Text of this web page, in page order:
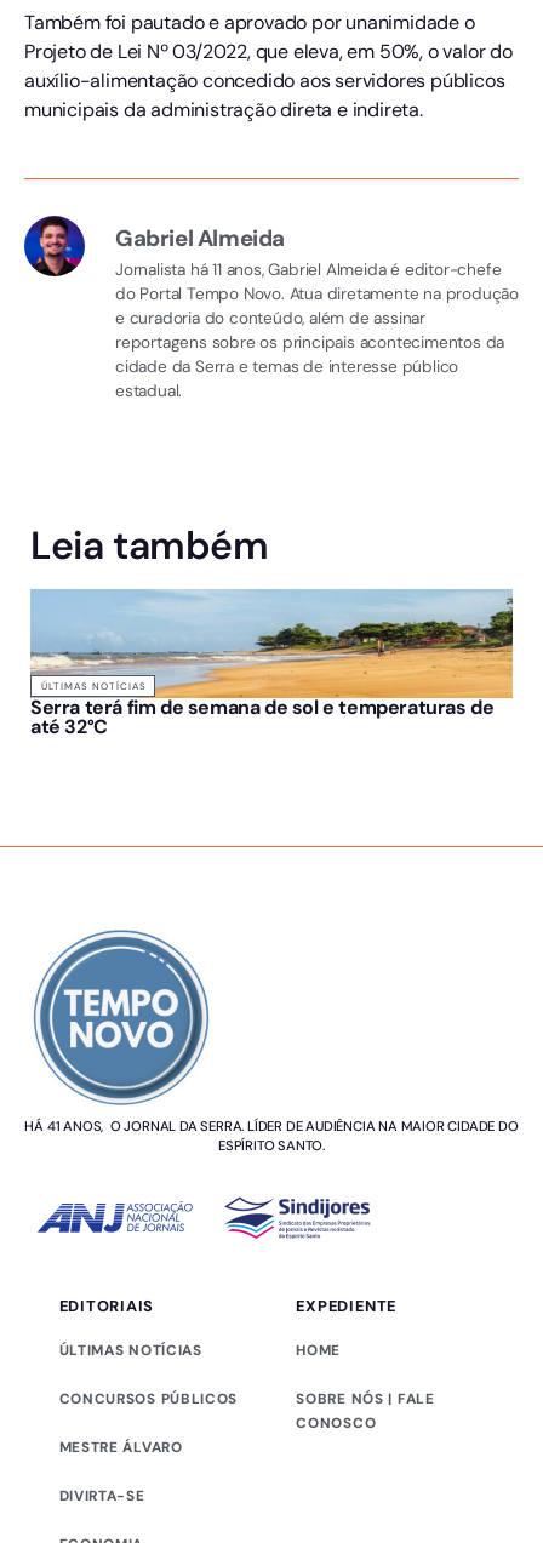
Também foi pautado e aprovado por unanimidade o
Projeto de Lei Nº 03/2022, que eleva, em 50%, o valor do
auxílio-alimentação concedido aos servidores públicos
municipais da administração direta e indireta.
Gabriel Almeida
Jornalista há 11 anos, Gabriel Almeida é editor-chefe
do Portal Tempo Novo. Atua diretamente na produção
e curadoria do conteúdo, além de assinar
reportagens sobre os principais acontecimentos da
cidade da Serra e temas de interesse público
estadual.
Leia também
ÚLTIMAS NOTÍCIAS
Serra terá fim de semana de sol e temperaturas de
até 32°C
HÁ 41 ANOS, O JORNAL DA SERRA. LÍDER DE AUDIÊNCIA NA MAIOR CIDADE DO
ESPÍRITO SANTO.
EDITORIAIS
ÚLTIMAS NOTÍCIAS
CONCURSOS PÚBLICOS
MESTRE ÁLVARO
DIVIRTA-SE
EXPEDIENTE
HOME
SOBRE NÓS | FALE
CONOSCO